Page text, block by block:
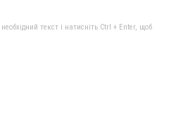
текст і натисніть Ctrl + Enter, щоб